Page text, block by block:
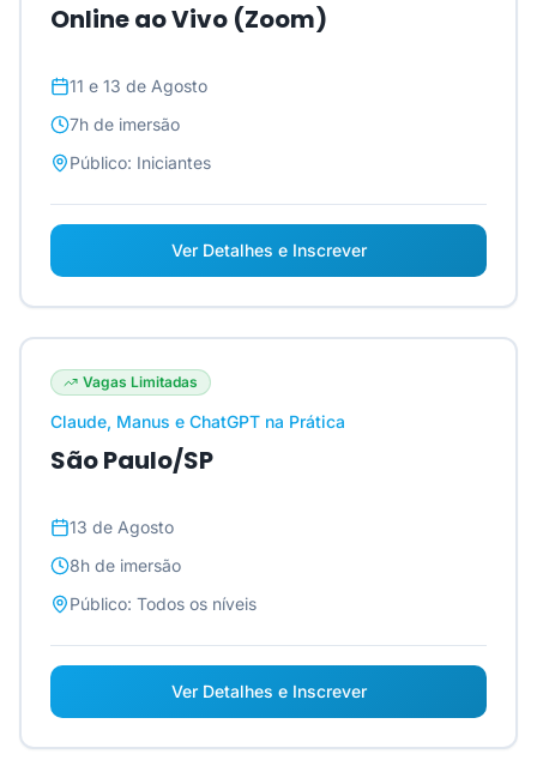
Online ao Vivo (Zoom)
11 e 13 de Agosto
7h de imersão
Público: Iniciantes
Ver Detalhes e Inscrever
Vagas Limitadas
Claude, Manus e ChatGPT na Prática
São Paulo/SP
13 de Agosto
8h de imersão
Público: Todos os níveis
Ver Detalhes e Inscrever